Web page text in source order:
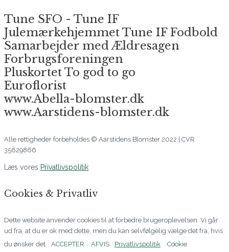
Tune SFO - Tune IF
Julemærkehjemmet Tune IF Fodbold
Samarbejder med Ældresagen
Forbrugsforeningen
Pluskortet To god to go
Euroflorist
www.Abella-blomster.dk
www.Aarstidens-blomster.dk
Alle rettigheder forbeholdes © Aarstidens Blomster 2022 | CVR
35629866
Læs vores Privatlivspolitik
Cookies & Privatliv
Dette website anvender cookies til at forbedre brugeroplevelsen. Vi går
ud fra, at du er ok med dette, men du kan selvfølgelig vælge det fra, hvis
du ønsker det.
ACCEPTER AFVIS Privatlivspolitik
Cookie